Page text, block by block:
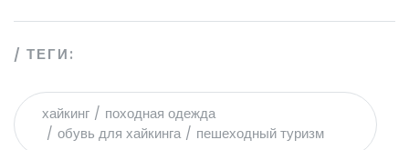
ТЕГИ:
хайкинг
походная одежда
обувь для хайкинга
пешеходный туризм